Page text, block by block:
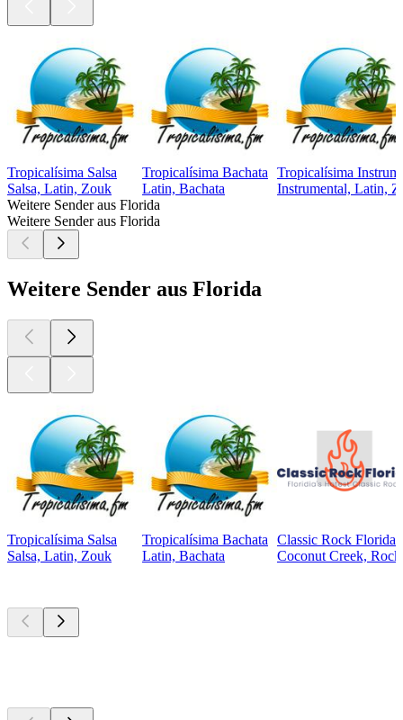
Tropicalísima Salsa
Salsa, Latin, Zouk
Tropicalísima Bachata
Latin, Bachata
Tropicalísima
Instrumental, Latin,
Weitere Sender aus Florida
Weitere Sender aus Florida
Weitere Sender aus Florida
Tropicalísima Salsa
Salsa, Latin, Zouk
Tropicalísima Bachata
Latin, Bachata
Classic Rock Florida
Coconut Creek,